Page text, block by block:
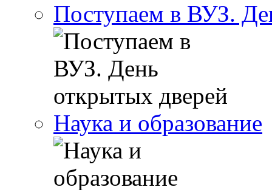
Поступаем в ВУЗ.
Наука и образование